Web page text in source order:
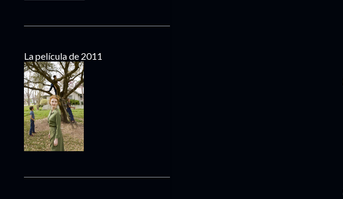
La película de 2011